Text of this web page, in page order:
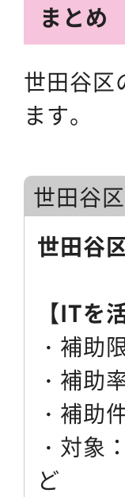
まとめ
世田谷区
ます。
世田谷
世田谷
【ITを
・補助
・補助
・補助
・対象
ど